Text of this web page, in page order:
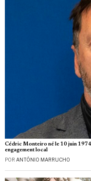
Cédric Monteiro né le 10 juin
engagement local
POR ANTÓNIO MARRUCHO